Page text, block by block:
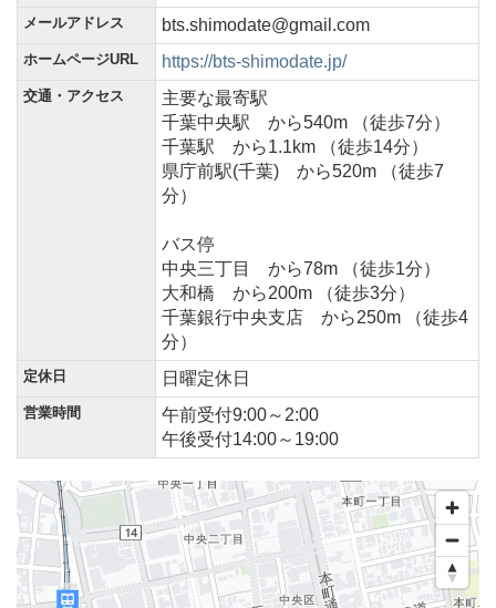
メールアドレス bts.shimodate@gmail.com
ホームページURL https://bts-shimodate.jp/
交通・アクセス
主要な最寄駅
千葉中央駅 から540m （徒歩7分）
千葉駅 から1.1km （徒歩14分）
県庁前駅(千葉) から520m （徒歩7
分）
バス停
中央三丁目 から78m （徒歩1分）
大和橋 から200m （徒歩3分）
千葉銀行中央支店 から250m （徒歩4
分）
定休日 日曜定休日
営業時間
午前受付9:00～2:00
午後受付14:00～19:00